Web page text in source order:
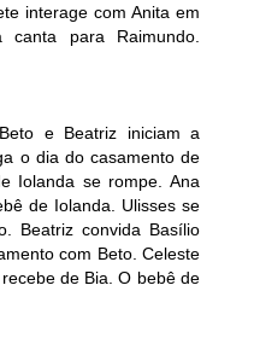
interage com Anita em
para Raimundo.
e Beatriz iniciam a
o dia do casamento de
Iolanda se rompe. Ana
de Iolanda. Ulisses se
Beatriz convida Basílio
com Beto. Celeste
de Bia. O bebê de